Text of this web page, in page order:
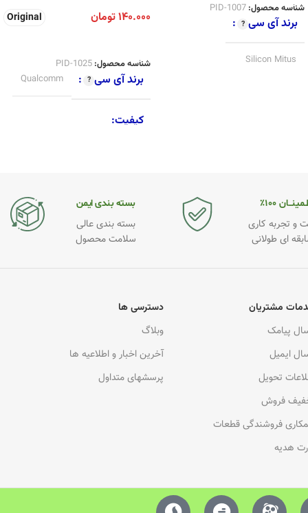
شناسه محصول: PID-1007
برند آی سی
Silicon Mitus
۱۴۰.۰۰۰تومان Original
شناسه محصول: PID-1025
برند آی سی Qualcomm
کیفیت
۱۰۰٪
و تجربه کاری
ای طولانی
بسته بندی ایمن
بسته بندی عالی
سلامت محصول
مشتریان
پیامک
ایمیل
تحویل
فروش
فروشندگی قطعات
هدیه
دسترسی ها
وبلاگ
آخرین اخبار و اطلاعیه ها
پرسشهای متداول